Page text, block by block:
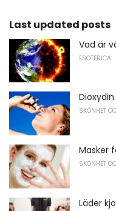
Last updated posts
Vad är
ESOTERICA
SKÖNHET
Masker
SKÖNHET
Läder